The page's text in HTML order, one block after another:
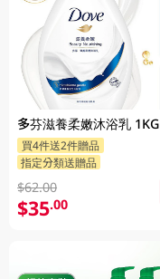
多芬滋養柔嫩沐浴乳 1KG
買4件送2件贈品
指定分類送贈品
$62.00
$35.00